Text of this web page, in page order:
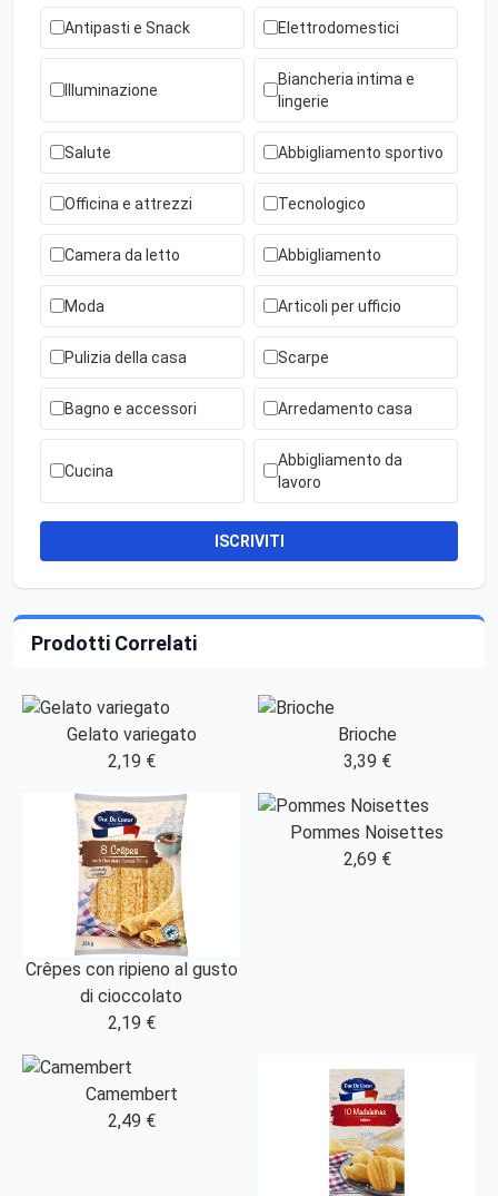
Antipasti e Snack Elettrodomestici
Illuminazione
Biancheria intima e
lingerie
Salute Abbigliamento sportivo
Officina e attrezzi Tecnologico
Camera da letto Abbigliamento
Moda Articoli per ufficio
Pulizia della casa Scarpe
Bagno e accessori Arredamento casa
Cucina
Abbigliamento da
lavoro
ISCRIVITI
Prodotti Correlati
Gelato variegato
2,19 €
Brioche
3,39 €
Crêpes con ripieno al gusto
di cioccolato
2,19 €
Pommes Noisettes
2,69 €
Camembert
2,49 €